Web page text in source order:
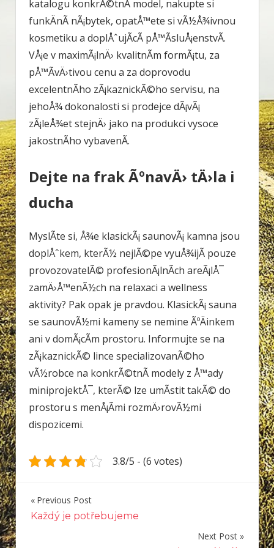
katalogu konkrÃ©tnÃ­ model, nakupte si
funkÄnÃ­ nÃ¡bytek, opatÅ™ete si vÃ½Å¾ivnou
kosmetiku a doplÅˆujÃ­cÃ­ pÅ™Ã­sluÅ¡enstvÃ­.
VÅ¡e v maximÃ¡lnÄ› kvalitnÃ­m formÃ¡tu, za
pÅ™Ã­vÄ›tivou cenu a za doprovodu
excelentnÃ­ho zÃ¡kaznickÃ©ho servisu, na
jehoÅ¾ dokonalosti si prodejce dÃ¡vÃ¡
zÃ¡leÅ¾et stejnÄ› jako na produkci vysoce
jakostnÃ­ho vybavenÃ­.
Dejte na frak ÃºnavÄ› tÄ›la i
ducha
MyslÃ­te si, Å¾e klasickÃ¡ saunovÃ¡ kamna jsou
doplÅˆkem, kterÃ½ nejlÃ©pe vyuÅ¾ijÃ­ pouze
provozovatelÃ© profesionÃ¡lnÃ­ch areÃ¡lÅ¯
zamÄ›Å™enÃ½ch na relaxaci a wellness
aktivity? Pak opak je pravdou. KlasickÃ¡ sauna
se saunovÃ½mi kameny se nemine ÃºÄinkem
ani v domÃ¡cÃ­m prostoru. Informujte se na
zÃ¡kaznickÃ© lince specializovanÃ©ho
vÃ½robce na konkrÃ©tnÃ­ modely z Å™ady
miniprojektÅ¯, kterÃ© lze umÃ­stit takÃ© do
prostoru s menÅ¡Ã­mi rozmÄ›rovÃ½mi
dispozicemi.
3.8/5 - (6 votes)
Navigace
Previous Post
Každý je potřebujeme
Next Post